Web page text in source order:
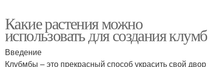
Какие растения можно
использовать для создания клумб
Введение
Клубмбы – это прекрасный способ украсить свой двор